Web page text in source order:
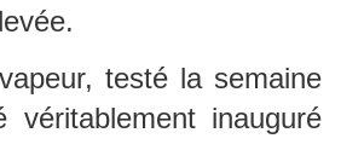
testé la semaine
véritablement inauguré